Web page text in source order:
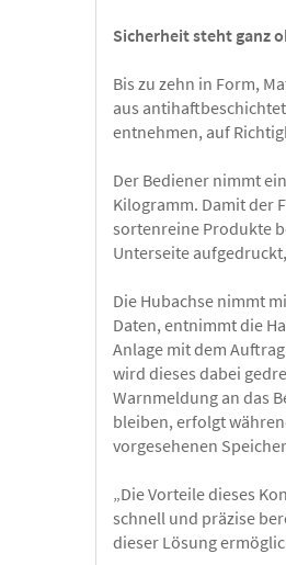
Sicherheit steht ganz
Bis zu zehn in Form,
aus
entnehmen, auf
Der Bediener nimmt
Kilogramm. Damit der
sortenreine Produkte
Unterseite
Die Hubachse nimmt
Daten, entnimmt die
Anlage mit dem
wird dieses dabei
Warnmeldung an das
bleiben, erfolgt
vorgesehenen
„Die Vorteile dieses
schnell und präzise
dieser Lösung